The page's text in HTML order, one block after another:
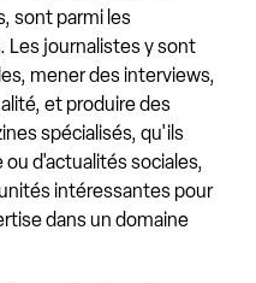
sont parmi les
Les journalistes y sont
mener des interviews,
et produire des
spécialisés, qu'ils
d'actualités sociales,
intéressantes pour
dans un domaine